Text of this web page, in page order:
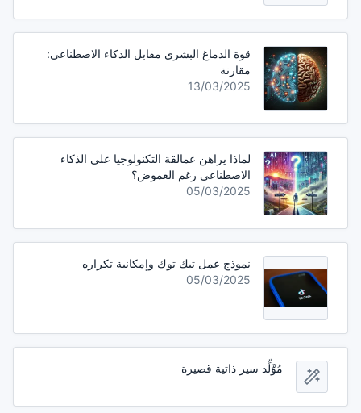
قوة الدماغ البشري مقابل الذكاء الاصطناعي:
مقارنة
13/03/2025
لماذا يراهن عمالقة التكنولوجيا على الذكاء
الاصطناعي رغم الغموض؟
05/03/2025
نموذج عمل تيك توك وإمكانية تكراره
05/03/2025
مُوَّلِّد سير ذاتية قصيرة